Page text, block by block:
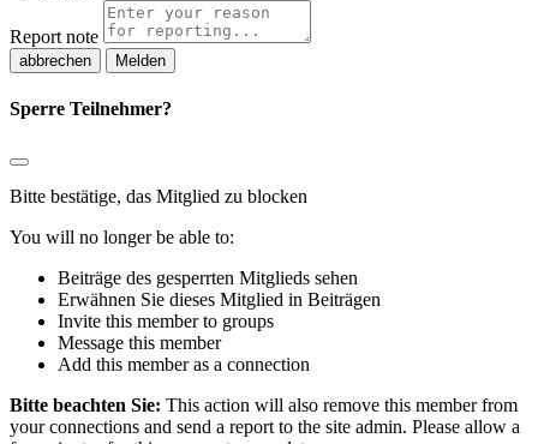
Report note
Melden
Sperre Teilnehmer?
Bitte bestätige, das Mitglied zu blocken
You will no longer be able to:
Beiträge des gesperrten Mitglieds sehen
Erwähnen Sie dieses Mitglied in Beiträgen
Invite this member to groups
Message this member
Add this member as a connection
Bitte beachten Sie: This action will also remove this member from
your connections and send a report to the site admin. Please allow a